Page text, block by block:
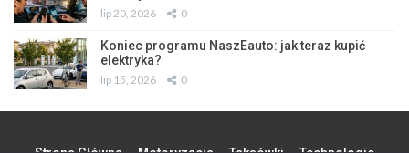
lip 20, 2026 0
Koniec programu NaszEauto: jak teraz kupić
elektryka?
lip 15, 2026 0